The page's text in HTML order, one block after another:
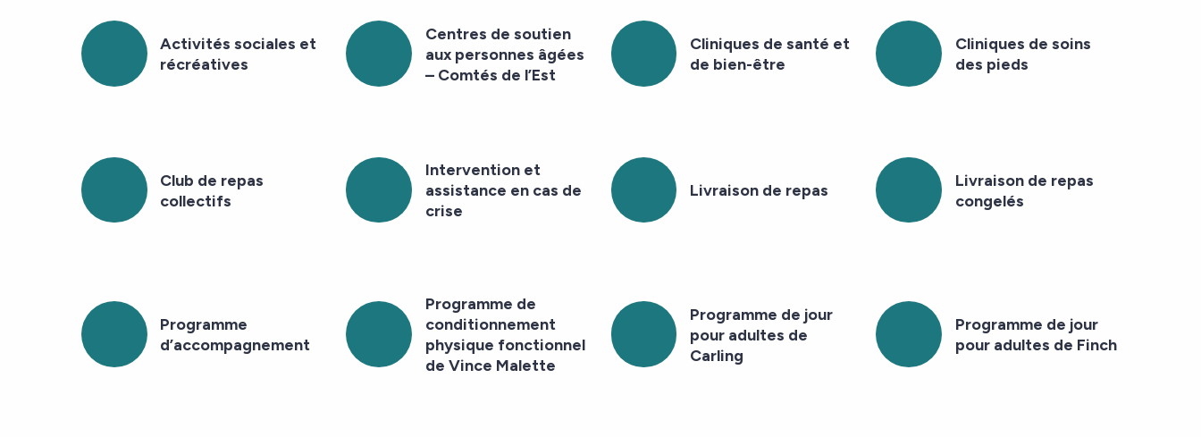
Activités sociales et
récréatives
Centres de soutien
aux personnes âgées
– Comtés de l’Est
Cliniques de santé et
de bien-être
Cliniques de soins
des pieds
Club de repas
collectifs
Intervention et
assistance en cas de
crise
Livraison de repas
Livraison de repas
congelés
Programme
d’accompagnement
Programme de
conditionnement
physique fonctionnel
de Vince Malette
Programme de jour
pour adultes de
Carling
Programme de jour
pour adultes de Finch